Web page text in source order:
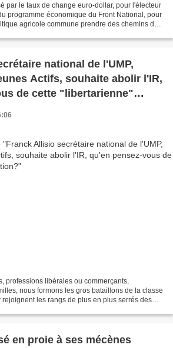
par le taux de change euro-dollar, pour l'électeur
programme économique du Front National, pour
agricole commune prendre des chemins de
national de l'UMP,
Actifs, souhaite abolir l'IR,
de cette "libertarienne"
professions libérales ou commerçants,
nous formons les gros bataillons de la classe
les rangs de plus en plus serrés des
en proie à ses mécènes